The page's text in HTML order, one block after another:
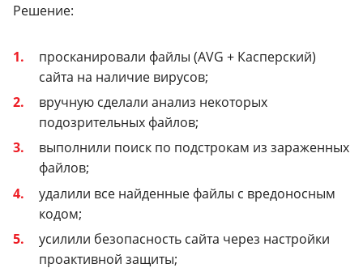
Решение:
просканировали файлы (AVG + Касперский)
сайта на наличие вирусов;
вручную сделали анализ некоторых
подозрительных файлов;
выполнили поиск по подстрокам из зараженных
файлов;
удалили все найденные файлы с вредоносным
кодом;
усилили безопасность сайта через настройки
проактивной защиты;